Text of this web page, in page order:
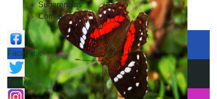
Sugerencias
Correos
Facebook
Twitter